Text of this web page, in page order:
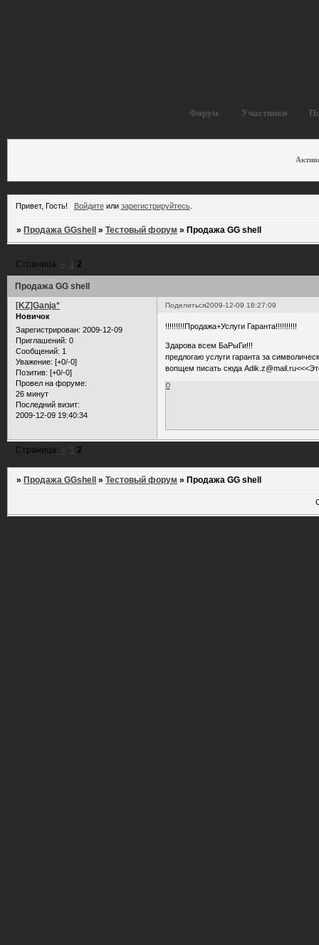
Форум Участники
Привет, Гость! Войдитеили зарегистрируйтесь.
»Продажа GGshell »Тестовый форум »Продажа GG shell
Продажа GG shell
Страница: « 1 2
Поделиться2009-12-09 18:27:09
[KZ]Ganja*
Новичок
Зарегистрирован: 2009-12-09
Приглашений: 0
Сообщений: 1
Уважение: [+0/-0]
Позитив: [+0/-0]
Провел на форуме:
26 минут
Последний визит:
2009-12-09 19:40:34
!!!!!!!!!Продажа+Услуги Гаранта!!!!!!!!!!
Здарова всем БаРыГи!!!
предлогаю услуги гаранта за
вопщем писать сюда
0
Страница: « 1 2
» Продажа GGshell »Тестовый форум » Продажа GG shell